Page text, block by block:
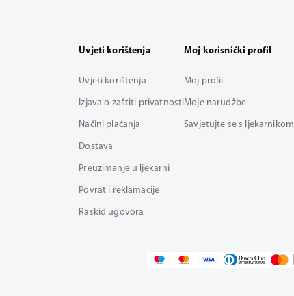
Uvjeti korištenja
Uvjeti korištenja
Izjava o zaštiti privatnosti
Načini plaćanja
Dostava
Preuzimanje u ljekarni
Povrat i reklamacije
Raskid ugovora
Moj korisnički profil
Moj profil
Moje narudžbe
Savjetujte se s ljekarnikom